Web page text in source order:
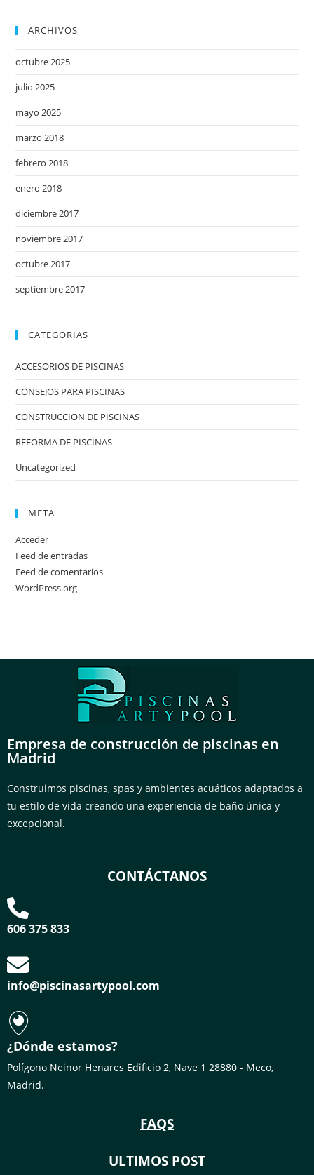
ARCHIVOS
octubre 2025
julio 2025
mayo 2025
marzo 2018
febrero 2018
enero 2018
diciembre 2017
noviembre 2017
octubre 2017
septiembre 2017
CATEGORIAS
ACCESORIOS DE PISCINAS
CONSEJOS PARA PISCINAS
CONSTRUCCION DE PISCINAS
REFORMA DE PISCINAS
Uncategorized
META
Acceder
Feed de entradas
Feed de comentarios
WordPress.org
Empresa de construcción de piscinas en
Madrid
Construimos piscinas, spas y ambientes acuáticos adaptados a
tu estilo de vida creando una experiencia de baño única y
excepcional.
CONTÁCTANOS
606 375 833
info@piscinasartypool.com
¿Dónde estamos?
Polígono Neinor Henares Edificio 2, Nave 1 28880 - Meco,
Madrid.
FAQS
ULTIMOS POST